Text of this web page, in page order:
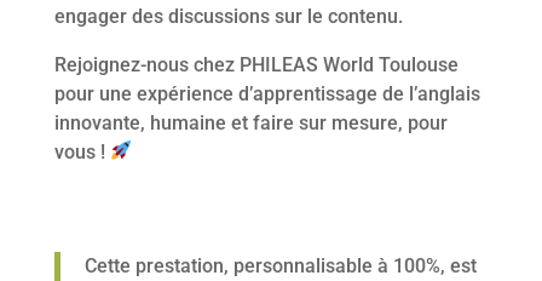
engager des discussions sur le contenu.
Rejoignez-nous chez PHILEAS World Toulouse
pour une expérience d’apprentissage de l’anglais
innovante, humaine et faire sur mesure, pour
vous !
Cette prestation, personnalisable à 100%, est